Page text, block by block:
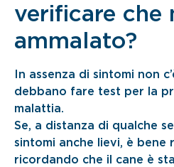
verificare che
ammalato?
In assenza di sintomi non
debbano fare test per la
malattia.
Se, a distanza di qualche
sintomi anche lievi, è bene
ricordando che il cane è